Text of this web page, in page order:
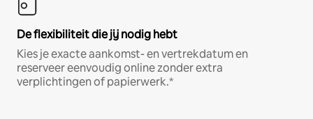
De flexibiliteit die jij nodig hebt
Kies je exacte aankomst- en vertrekdatum en
reserveer eenvoudig online zonder extra
verplichtingen of papierwerk.*